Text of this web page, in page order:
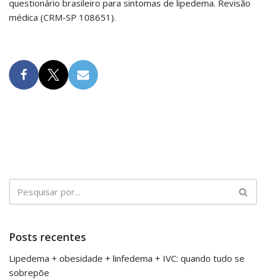
questionário brasileiro para sintomas de lipedema. Revisão
médica (CRM-SP 108651).
Posts recentes
Lipedema + obesidade + linfedema + IVC: quando tudo se
sobrepõe